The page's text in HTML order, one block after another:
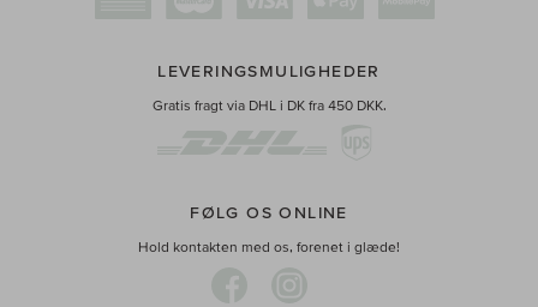
LEVERINGSMULIGHEDER
Gratis fragt via DHL i DK fra 450 DKK.
FØLG OS ONLINE
Hold kontakten med os, forenet i glæde!